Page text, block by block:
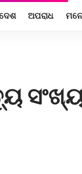
ଅପରାଧ